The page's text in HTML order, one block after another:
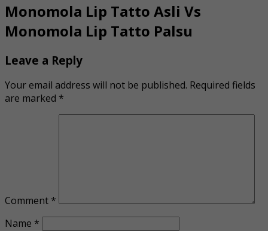
Monomola Lip Tatto Asli Vs
Monomola Lip Tatto Palsu
Leave a Reply
Your email address will not be published. Required fields
are marked *
Comment *
Name *